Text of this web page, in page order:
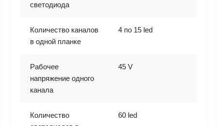
светодиода
Количество каналов
в одной планке
4 по 15 led
Рабочее
напряжение одного
канала
45 V
Количество
60 led